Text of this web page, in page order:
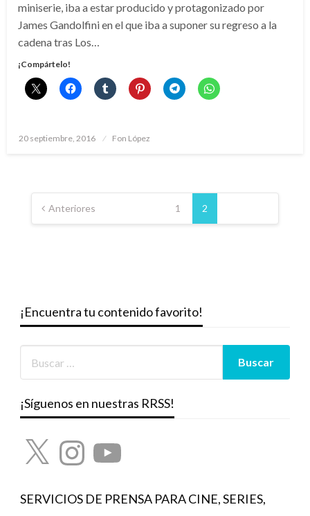
miniserie, iba a estar producido y protagonizado por
James Gandolfini en el que iba a suponer su regreso a la
cadena tras Los…
¡Compártelo!
Publicado
20 septiembre, 2016 Fon López
Paginación
de
entradas
Anteriores 1 2
¡Encuentra tu contenido favorito!
¡Síguenos en nuestras RRSS!
X InstagramYouTube
SERVICIOS DE PRENSA PARA CINE, SERIES,